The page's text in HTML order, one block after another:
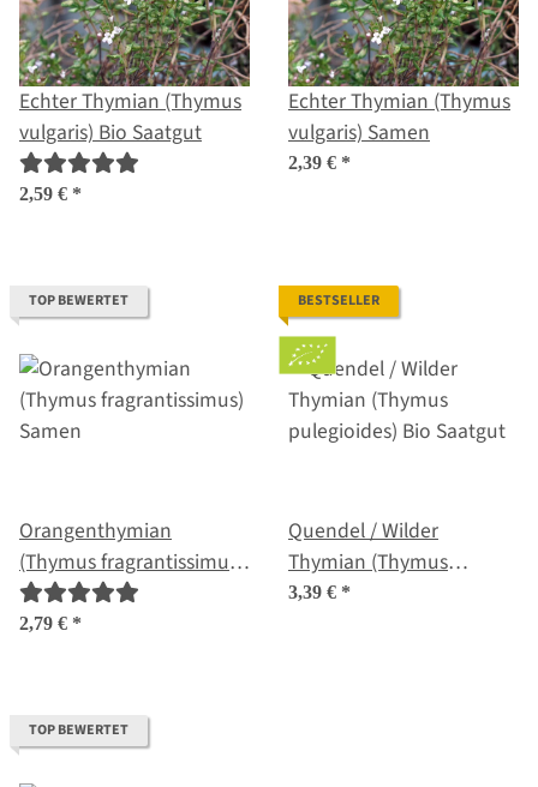
Echter Thymian (Thymus
vulgaris) Bio Saatgut
2,59 € *
Echter Thymian (Thymus
vulgaris) Samen
2,39 € *
TOP BEWERTET
Orangenthymian
(Thymus fragrantissimus)
Samen
2,79 € *
BESTSELLER
Quendel / Wilder
Thymian (Thymus
pulegioides) Bio Saatgut
3,39 € *
TOP BEWERTET